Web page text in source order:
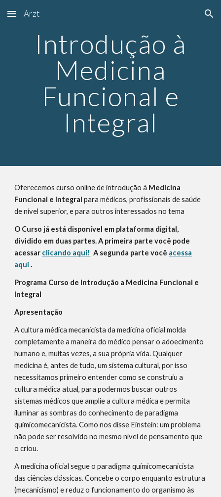
Skip to main content Skip to navigation
Arzt
Introdução à
Medicina
Funcional e
Integral
Oferecemos curso online de introdução à Medicina
Funcional e Integral para médicos, profissionais de saúde
de nível superior, e para outros interessados no tema
O Curso já está disponível em plataforma digital,
dividido em duas partes. A primeira parte você pode
acessar clicando aqui! A segunda parte você acessa
aqui.
Programa Curso de Introdução a Medicina Funcional e
Integral
Apresentação
A cultura médica mecanicista da medicina oficial molda
completamente a maneira do médico pensar o adoecimento
humano e, muitas vezes, a sua própria vida. Qualquer
medicina é, antes de tudo, um sistema cultural, por isso
necessitamos primeiro entender como se construiu a
cultura médica atual, para podermos buscar outros
sistemas médicos que amplie a cultura médica e permita
iluminar as sombras do conhecimento de paradigma
quimicomecanicista. Como nos disse Einstein: um problema
não pode ser resolvido no mesmo nível de pensamento que
o criou.
A medicina oficial segue o paradigma químicomecanicista
das ciências clássicas. Concebe o corpo enquanto estrutura
(mecanicismo) e reduz o funcionamento do organismo às